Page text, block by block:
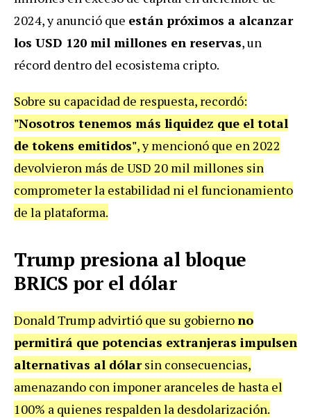
2024, y anunció que están próximos a alcanzar
los USD 120 mil millones en reservas, un
récord dentro del ecosistema cripto.
Sobre su capacidad de respuesta, recordó:
"Nosotros tenemos más liquidez que el total
de tokens emitidos", y mencionó que en 2022
devolvieron más de USD 20 mil millones sin
comprometer la estabilidad ni el funcionamiento
de la plataforma.
Trump presiona al bloque
BRICS por el dólar
Donald Trump advirtió que su gobiernono
permitirá que potencias extranjeras impulsen
alternativas al dólarsin consecuencias,
amenazando con imponer aranceles de hasta el
100% a quienes respalden la desdolarización.